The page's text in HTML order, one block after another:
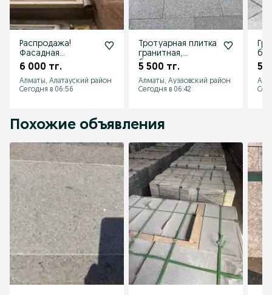
Распродажа!
Фасадная
гранитная,
камень, гранит
6 000 тг.
Алматы, Алатауский район
Сегодня в 06:56
Тротуарная плитка
гранитная,
брусчатка по
5 500 тг.
Алматы, Ауэзовский район
Сегодня в 06:42
5
Похожие объявления